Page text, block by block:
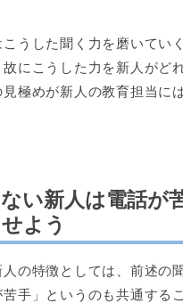
うした聞く力を磨いてい
にこうした力を新人がど
極めが新人の教育担当に
い新人は電話が
よう
の特徴としては、前述の
手」というのも共通する